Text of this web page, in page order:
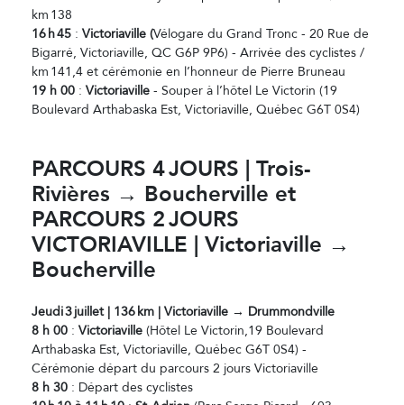
km 138
16h45 : Victoriaville (Vélogare du Grand Tronc - 20 Rue de
Bigarré, Victoriaville, QC G6P 9P6) - Arrivée des cyclistes /
km 141,4 et cérémonie en l’honneur de Pierre Bruneau
19 h 00 : Victoriaville - Souper à l’hôtel Le Victorin (19
Boulevard Arthabaska Est, Victoriaville, Québec G6T 0S4)
PARCOURS 4JOURS | Trois-
Rivières → Boucherville et
PARCOURS 2JOURS
VICTORIAVILLE | Victoriaville →
Boucherville
Jeudi3juillet | 136km | Victoriaville → Drummondville
8 h 00 : Victoriaville (Hôtel Le Victorin,19 Boulevard
Arthabaska Est, Victoriaville, Québec G6T 0S4) -
Cérémonie départ du parcours 2 jours Victoriaville
8 h 30 : Départ des cyclistes